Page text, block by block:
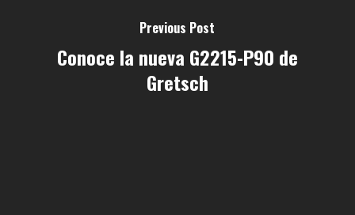
Previous Post
Conoce la nueva G2215-P90 de
Gretsch